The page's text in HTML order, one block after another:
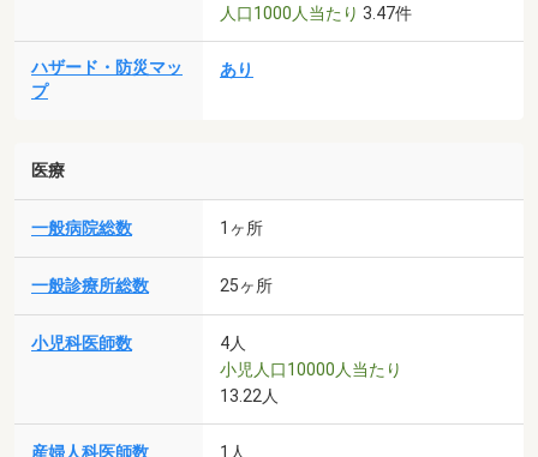
人口1000人当たり 3.47件
ハザード・防災マッ
プ
あり
医療
一般病院総数 1ヶ所
一般診療所総数 25ヶ所
小児科医師数
4人
小児人口10000人当たり
13.22人
1人